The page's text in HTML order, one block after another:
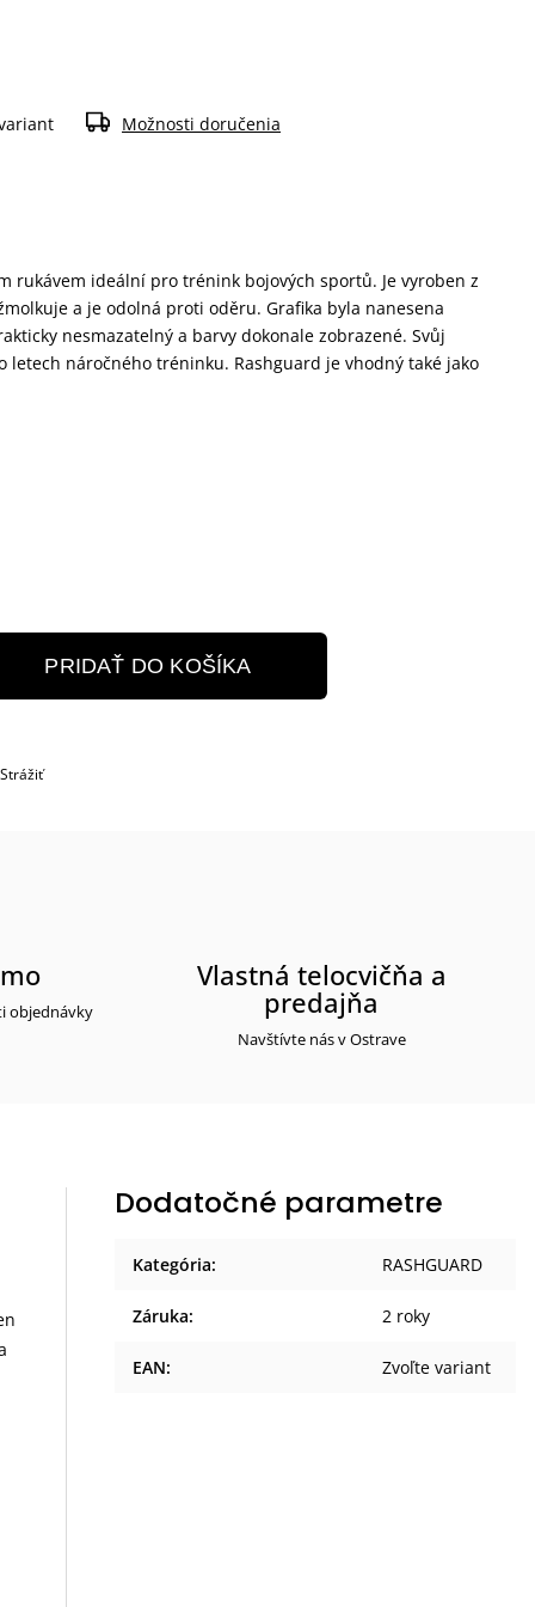
rukávem ideální pro trénink bojových sportů. Je vyroben z
a je odolná proti oděru. Grafika byla nanesena
nesmazatelný a barvy dokonale zobrazené. Svůj
letech náročného tréninku. Rashguard je vhodný také jako
Možnosti doručenia
PRIDAŤ DO KOŠÍKA
Strážiť
objednávky
Vlastná telocvičňa a
predajňa
Navštívte nás v Ostrave
Dodatočné parametre
Kategória: RASHGUARD
Záruka: 2 roky
EAN: Zvoľte variant